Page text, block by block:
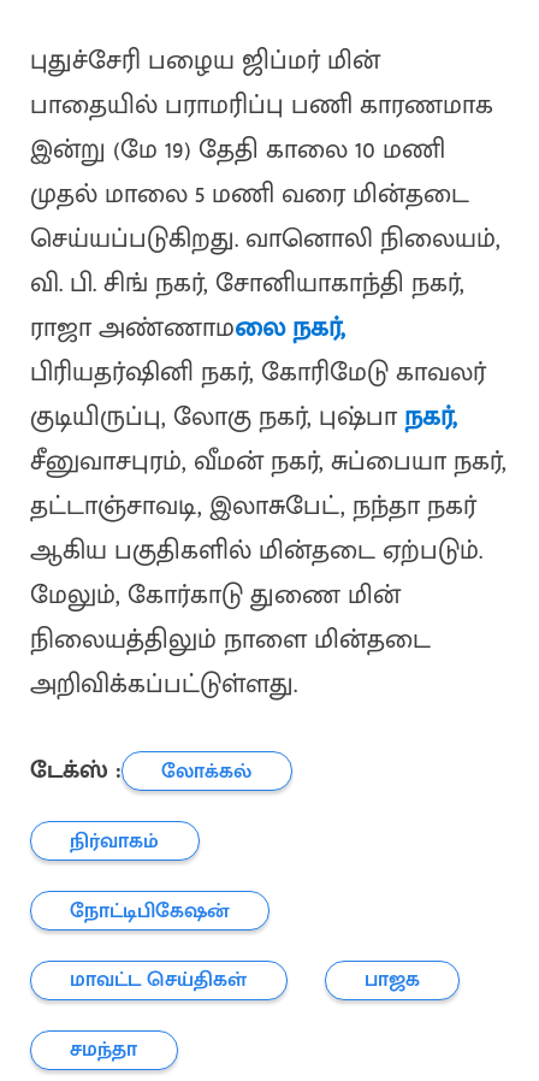
புதுச்சேரி பழைய ஜிப்மர் மின்
பாதையில் பராமரிப்பு பணி காரணமாக
இன்று (மே 19) தேதி காலை 10 மணி
முதல் மாலை 5 மணி வரை மின்தடை
செய்யப்படுகிறது. வானொலி நிலையம்,
வி. பி. சிங் நகர், சோனியாகாந்தி நகர்,
ராஜா அண்ணாமலை நகர்,
பிரியதர்ஷினி நகர், கோரிமேடு காவலர்
குடியிருப்பு, லோகு நகர், புஷ்பாநகர்,
சீனுவாசபுரம், வீமன் நகர், சுப்பையா நகர்,
தட்டாஞ்சாவடி, இலாசுபேட், நந்தா நகர்
ஆகிய பகுதிகளில் மின்தடை ஏற்படும்.
மேலும், கோர்காடு துணை மின்
நிலையத்திலும் நாளை மின்தடை
அறிவிக்கப்பட்டுள்ளது.
டேக்ஸ் :
லோக்கல்
நிர்வாகம்
நோட்டிபிகேஷன்
மாவட்ட செய்திகள்
பாஜக
சமந்தா